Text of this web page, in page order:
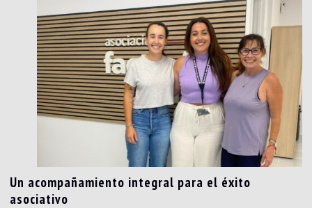
Un acompañamiento integral para el éxito
asociativo